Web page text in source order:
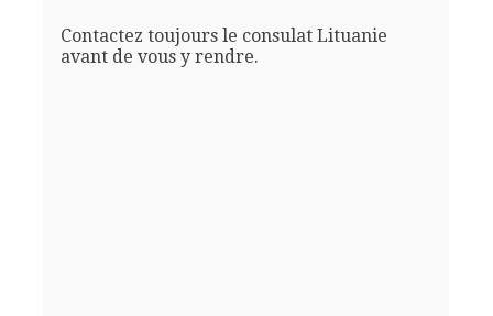
Contactez toujours le consulat Lituanie
avant de vous y rendre.